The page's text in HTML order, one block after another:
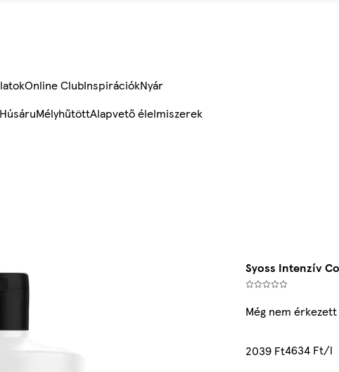
Online ClubInspirációkNyár
HúsáruMélyhűtöttAlapvető élelmiszerek
Syoss Intenzív
Még nem
2039 Ft4634 Ft/l